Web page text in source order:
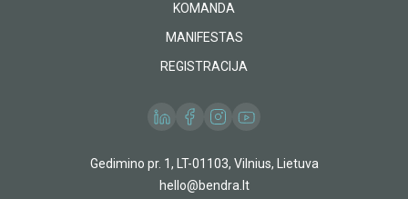
Gedimino pr. 1, LT-01103, Vilnius, Lietuva
hello@bendra.lt
KOMANDA
MANIFESTAS
REGISTRACIJA